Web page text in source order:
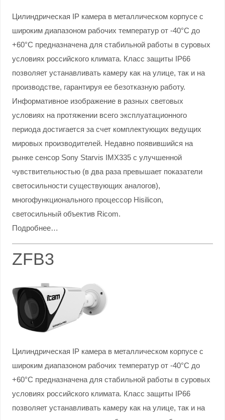
Цилиндрическая IP камера в металлическом корпусе с
широким диапазоном рабочих температур от -40°С до
+60°С предназначена для стабильной работы в суровых
условиях российского климата. Класс защиты IP66
позволяет устанавливать камеру как на улице, так и на
производстве, гарантируя ее безотказную работу.
Информативное изображение в разных световых
условиях на протяжении всего эксплуатационного
периода достигается за счет комплектующих ведущих
мировых производителей. Недавно появившийся на
рынке сенсор Sony Starvis IMX335 с улучшенной
чувствительностью (в два раза превышает показатели
светосильности существующих аналогов),
многофункционального процессор Hisilicon,
светосильный объектив Ricom.
Подробнее…
ZFB3
Цилиндрическая IP камера в металлическом корпусе с
широким диапазоном рабочих температур от -40°С до
+60°С предназначена для стабильной работы в суровых
условиях российского климата. Класс защиты IP66
позволяет устанавливать камеру как на улице, так и на